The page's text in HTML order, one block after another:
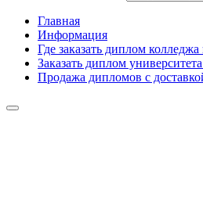
Главная
Информация
Где заказать диплом
Заказать диплом
Продажа дипломов с